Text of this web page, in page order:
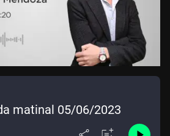
matinal 05/06/2023